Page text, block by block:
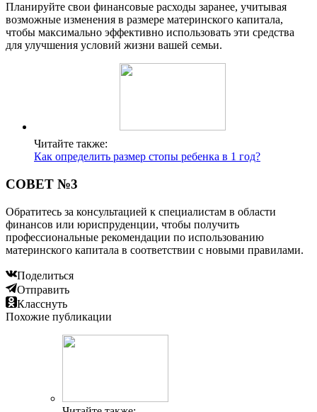
Планируйте свои финансовые расходы заранее, учитывая
возможные изменения в размере материнского капитала,
чтобы максимально эффективно использовать эти средства
для улучшения условий жизни вашей семьи.
Читайте также:
Как определить размер стопы ребенка в 1 год?
СОВЕТ №3
Обратитесь за консультацией к специалистам в области
финансов или юриспруденции, чтобы получить
профессиональные рекомендации по использованию
материнского капитала в соответствии с новыми правилами.
Поделиться
Отправить
Класснуть
Похожие публикации